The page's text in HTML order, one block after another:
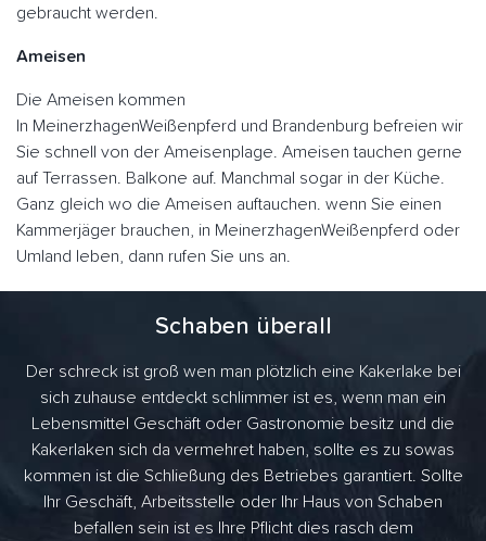
gebraucht werden.
Ameisen
Die Ameisen kommen
In MeinerzhagenWeißenpferd und Brandenburg befreien wir
Sie schnell von der Ameisenplage. Ameisen tauchen gerne
auf Terrassen. Balkone auf. Manchmal sogar in der Küche.
Ganz gleich wo die Ameisen auftauchen. wenn Sie einen
Kammerjäger brauchen, in MeinerzhagenWeißenpferd oder
Umland leben, dann rufen Sie uns an.
Schaben überall
Der schreck ist groß wen man plötzlich eine Kakerlake bei
sich zuhause entdeckt schlimmer ist es, wenn man ein
Lebensmittel Geschäft oder Gastronomie besitz und die
Kakerlaken sich da vermehret haben, sollte es zu sowas
kommen ist die Schließung des Betriebes garantiert. Sollte
Ihr Geschäft, Arbeitsstelle oder Ihr Haus von Schaben
befallen sein ist es Ihre Pflicht dies rasch dem